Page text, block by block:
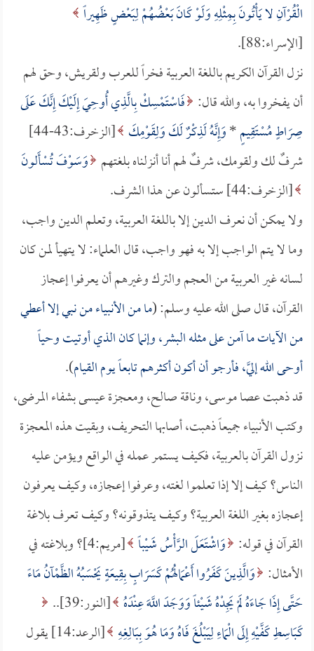
الْقُرْآنِ لا يَأْتُونَ بِمِثْلِهِ وَلَوْ كَانَ بَعْضُهُمْ لِبَعْضٍ ظَهِيراً
[الإسراء:88].
نزل القرآن الكريم باللغة العربية فخراً للعرب ولقريش، وحق لهم
أن يفخروا به، والله قال: فَاسْتَمْسِكْ بِالَّذِي أُوحِيَ إِلَيْكَ إِنَّكَ عَلَى
صِرَاطٍ مُسْتَقِيمٍ*وَإِنَّهُ لَذِكْرٌ لَكَ وَلِقَوْمِكَ
[الزخرف:43-44]
شرفٌ لك ولقومك، شرفٌ لهم أنا أنزلناه بلغتهم وَسَوْفَ تُسْأَلونَ
[الزخرف:44] ستسألون عن هذا الشرف.
ولا يمكن أن نعرف الدين إلا باللغة العربية، وتعلم الدين واجب،
وما لا يتم الواجب إلا به فهو واجب، قال العلماء: لا يتهيأ لمن كان
لسانه غير العربية من العجم والترك وغيرهم أن يعرفوا إعجاز
القرآن، قال صلى الله عليه وسلم: (ما من الأنبياء من نبي إلا أعطي
من الآيات ما آمن على مثله البشر، وإنما كان الذي أوتيت وحياً
أوحى الله إليَّ، فأرجو أن أكون أكثرهم تابعاً يوم القيام).
قد ذهبت عصا موسى، وناقة صالح، ومعجزة عيسى بشفاء المرضى،
وكتب الأنبياء جميعاً ذهبت، أصابها التحريف، وبقيت هذه المعجزة
نزول القرآن بالعربية، فكيف يستمر عمله في الواقع ويؤمن عليه
الناس؟ كيف إلا إذا تعلموا لغته، وعرفوا إعجازه، وكيف يعرفون
إعجازه بغير اللغة العربية؟ وكيف يتذوقونه؟ وكيف تعرف بلاغة
القرآن في قوله: وَاشْتَعَلَ الرَّأْسُ شَيْباً
[مريم:4]؟ وبلاغته في
الأمثال: وَالَّذِينَ كَفَرُوا أَعْمَالُهُمْ كَسَرَابٍ بِقِيعَةٍ يَحْسَبُهُ الظَّمْآنُ مَاءً
حَتَّى إِذَا جَاءَهُ لَمْ يَجِدْهُ شَيْئاً وَوَجَدَ اللَّهَ عِنْدَهُ [النور:39]..
كَبَاسِطِ كَفَّيْهِ إِلَى الْمَاءِ لِيَبْلُغَ فَاهُ وَمَا هُوَ بِبَالِغِهِ
[الرعد:14] يقول